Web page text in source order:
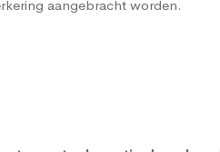
aangebracht worden.